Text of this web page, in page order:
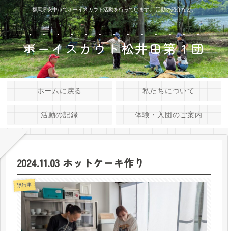
群馬県安中市でボーイスカウト活動を行っています。 活動の紹介など。
ボーイスカウト松井田第１団
ホームに戻る 私たちについて
活動の記録 体験・入団のご案内
2024.11.03 ホットケーキ作り
隊行事